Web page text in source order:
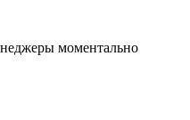
моментально